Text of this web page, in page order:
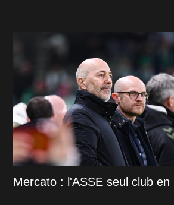
Mercato : l'ASSE seul club en